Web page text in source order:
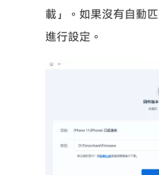
載」。如果沒有自動
進行設定。